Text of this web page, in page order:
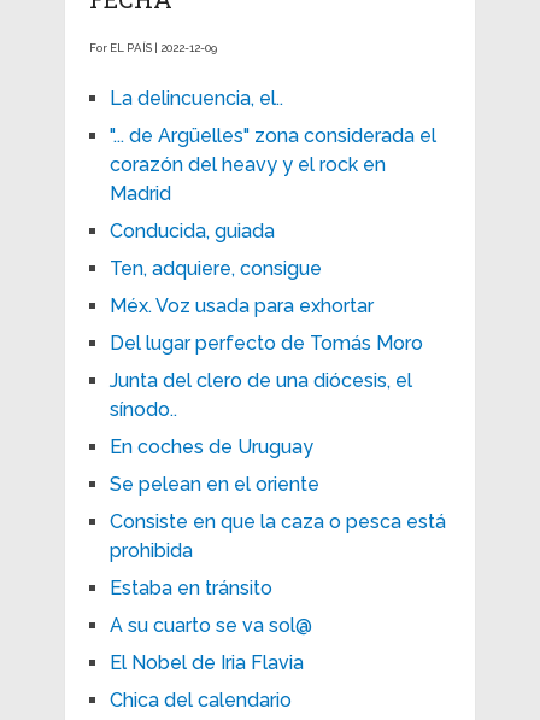
For EL PAÍS | 2022-12-09
La delincuencia, el..
"... de Argüelles" zona considerada el
corazón del heavy y el rock en
Madrid
Conducida, guiada
Ten, adquiere, consigue
Méx. Voz usada para exhortar
Del lugar perfecto de Tomás Moro
Junta del clero de una diócesis, el
sínodo..
En coches de Uruguay
Se pelean en el oriente
Consiste en que la caza o pesca está
prohibida
Estaba en tránsito
A su cuarto se va sol@
El Nobel de Iria Flavia
Chica del calendario